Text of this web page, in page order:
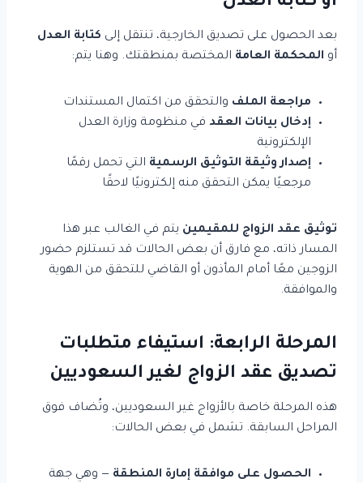
بعد الحصول على تصديق الخارجية، تنتقل إلى كتابة العدل
أو المحكمة العامة المختصة بمنطقتك. وهنا يتم:
مراجعة الملف والتحقق من اكتمال المستندات
إدخال بيانات العقد في منظومة وزارة العدل
الإلكترونية
إصدار وثيقة التوثيق الرسمية التي تحمل رقمًا
مرجعيًا يمكن التحقق منه إلكترونيًا لاحقًا
توثيق عقد الزواج للمقيمين يتم في الغالب عبر هذا
المسار ذاته، مع فارق أن بعض الحالات قد تستلزم حضور
الزوجين معًا أمام المأذون أو القاضي للتحقق من الهوية
والموافقة.
المرحلة الرابعة: استيفاء متطلبات
تصديق عقد الزواج لغير السعوديين
هذه المرحلة خاصة بالأزواج غير السعوديين، وتُضاف فوق
المراحل السابقة. تشمل في بعض الحالات:
الحصول على موافقة إمارة المنطقة — وهي جهة